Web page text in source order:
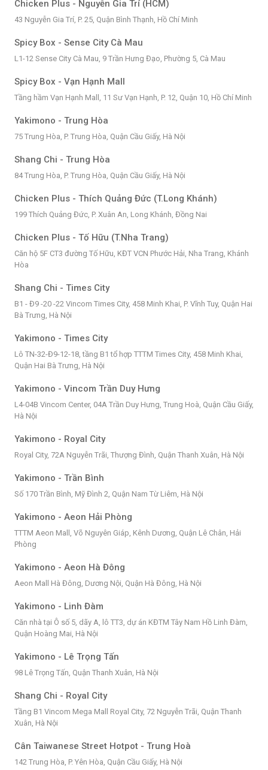
Chicken Plus - Nguyễn Gia Trí (HCM)
43 Nguyễn Gia Trí, P. 25, Quận Bình Thạnh, Hồ Chí Minh
Spicy Box - Sense City Cà Mau
L1-12 Sense City Cà Mau, 9 Trần Hưng Đạo, Phường 5, Cà Mau
Spicy Box - Vạn Hạnh Mall
Tầng hầm Vạn Hạnh Mall, 11 Sư Vạn Hạnh, P. 12, Quận 10, Hồ Chí Minh
Yakimono - Trung Hòa
75 Trung Hòa, P. Trung Hòa, Quận Cầu Giấy, Hà Nội
Shang Chi - Trung Hòa
84 Trung Hòa, P. Trung Hòa, Quận Cầu Giấy, Hà Nội
Chicken Plus - Thích Quảng Đức (T.Long Khánh)
199 Thích Quảng Đức, P. Xuân An, Long Khánh, Đồng Nai
Chicken Plus - Tố Hữu (T.Nha Trang)
Căn hộ 5F CT3 đường Tố Hữu, KĐT VCN Phước Hải, Nha Trang, Khánh
Hòa
Shang Chi - Times City
B1 - Đ9 -20 -22 Vincom Times City, 458 Minh Khai, P. Vĩnh Tuy, Quận Hai
Bà Trưng, Hà Nội
Yakimono - Times City
Lô TN-32-Đ9-12-18, tầng B1 tổ hợp TTTM Times City, 458 Minh Khai,
Quận Hai Bà Trưng, Hà Nội
Yakimono - Vincom Trần Duy Hưng
L4-04B Vincom Center, 04A Trần Duy Hưng, Trung Hoà, Quận Cầu Giấy,
Hà Nội
Yakimono - Royal City
Royal City, 72A Nguyễn Trãi, Thượng Đình, Quận Thanh Xuân, Hà Nội
Yakimono - Trần Bình
Số 170 Trần Bình, Mỹ Đình 2, Quận Nam Từ Liêm, Hà Nội
Yakimono - Aeon Hải Phòng
TTTM Aeon Mall, Võ Nguyên Giáp, Kênh Dương, Quận Lê Chân, Hải
Phòng
Yakimono - Aeon Hà Đông
Aeon Mall Hà Đông, Dương Nội, Quận Hà Đông, Hà Nội
Yakimono - Linh Đàm
Căn nhà tại Ô số 5, dãy A, lô TT3, dự án KĐTM Tây Nam Hồ Linh Đàm,
Quận Hoàng Mai, Hà Nội
Yakimono - Lê Trọng Tấn
98 Lê Trọng Tấn, Quận Thanh Xuân, Hà Nội
Shang Chi - Royal City
Tầng B1 Vincom Mega Mall Royal City, 72 Nguyễn Trãi, Quận Thanh
Xuân, Hà Nội
Cân Taiwanese Street Hotpot - Trung Hoà
142 Trung Hòa, P. Yên Hòa, Quận Cầu Giấy, Hà Nội